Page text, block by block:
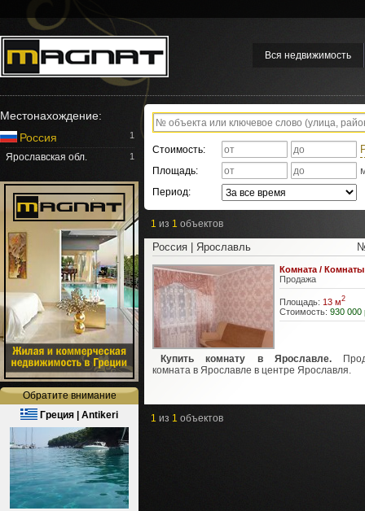
Вся недвижимость
Местонахождение:
Россия
1
Ярославская обл. 1
Обратите внимание
Греция | Antikeri
Стоимость:
Площадь:
Период:
1 из 1 объектов
Россия | Ярославль
Комната / Комнаты
Продажа
Площадь: 13 м2
Стоимость: 930 000
Купить комнату в Ярославле.
комната в Ярославле в центре Ярославля.
1 из 1 объектов